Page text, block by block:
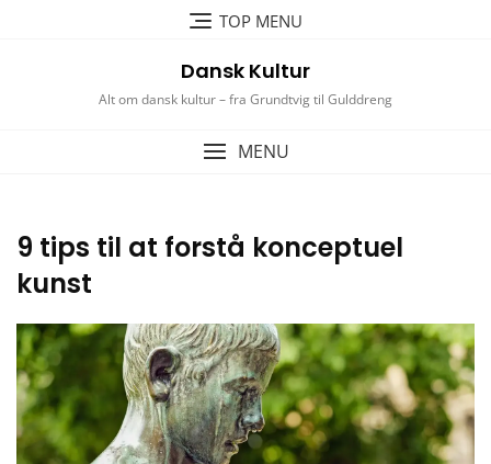
TOP MENU
Dansk Kultur
Alt om dansk kultur – fra Grundtvig til Gulddreng
MENU
9 tips til at forstå konceptuel
kunst